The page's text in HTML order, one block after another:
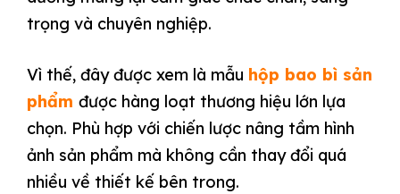
trọng và chuyên nghiệp.
Vì thế, đây được xem là mẫu hộp bao bì sản
phẩm được hàng loạt thương hiệu lớn lựa
chọn. Phù hợp với chiến lược nâng tầm hình
ảnh sản phẩm mà không cần thay đổi quá
nhiều về thiết kế bên trong.